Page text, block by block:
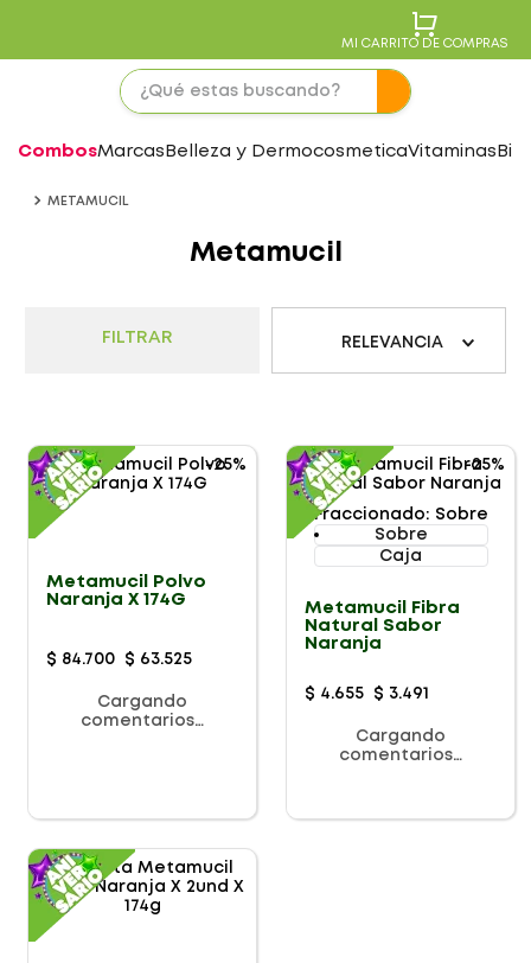
MI CARRITO DE COMPRAS
CombosMarcas Belleza y DermocosmeticaVitaminas
METAMUCIL
Metamucil
FILTRAR RELEVANCIA
-25%
Metamucil Polvo
Naranja X 174G
$ 84.700 $ 63.525
Cargando
comentarios…
-25%
Fraccionado: Sobre
Sobre
Caja
Metamucil Fibra
Natural Sabor
Naranja
$ 4.655 $ 3.491
Cargando
comentarios…